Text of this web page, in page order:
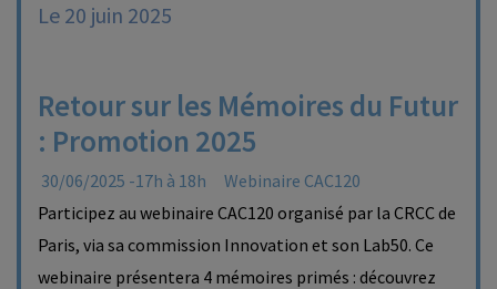
Le 20 juin 2025
Retour sur les Mémoires du Futur
: Promotion 2025
30/06/2025 -17h à 18h
Webinaire CAC120
Participez au webinaire CAC120 organisé par la CRCC de
Paris, via sa commission Innovation et son Lab50. Ce
webinaire présentera 4 mémoires primés : découvrez